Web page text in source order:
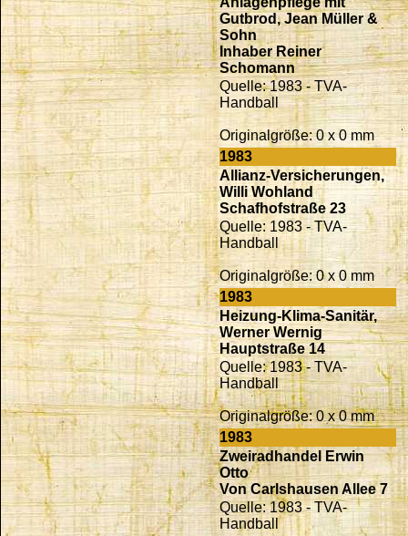
Gutbrod, Jean Müller &
Sohn
Inhaber Reiner
Schomann
Quelle: 1983 - TVA-
Handball
Originalgröße: 0 x 0 mm
1983
Allianz-Versicherungen,
Willi Wohland
Schafhofstraße 23
Quelle: 1983 - TVA-
Handball
Originalgröße: 0 x 0 mm
1983
Heizung-Klima-Sanitär,
Werner Wernig
Hauptstraße 14
Quelle: 1983 - TVA-
Handball
Originalgröße: 0 x 0 mm
1983
Zweiradhandel Erwin
Otto
Von Carlshausen Allee 7
Quelle: 1983 - TVA-
Handball